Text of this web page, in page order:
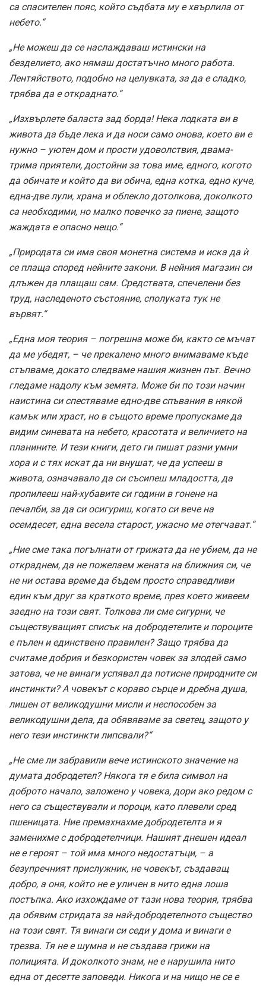
са спасителен пояс, който съдбата му е хвърлила от
небето.“
„Не можеш да се наслаждаваш истински на
безделието, ако нямаш достатъчно много работа.
Лентяйството, подобно на целувката, за да е сладко,
трябва да е откраднато.“
„Изхвърлете баласта зад борда! Нека лодката ви в
живота да бъде лека и да носи само онова, което ви е
нужно – уютен дом и прости удоволствия, двама-
трима приятели, достойни за това име, едного, когото
да обичате и който да ви обича, една котка, едно куче,
една-две лули, храна и облекло дотолкова, доколкото
са необходими, но малко повечко за пиене, защото
жаждата е опасно нещо.“
„Природата си има своя монетна система и иска да ѝ
се плаща според нейните закони. В нейния магазин си
длъжен да плащаш сам. Средствата, спечелени без
труд, наследеното състояние, сполуката тук не
вървят.“
„Една моя теория – погрешна може би, както се мъчат
да ме убедят, – че прекалено много внимаваме къде
стъпваме, докато следваме нашия жизнен път. Вечно
гледаме надолу към земята. Може би по този начин
наистина си спестяваме едно-две спъвания в някой
камък или храст, но в същото време пропускаме да
видим синевата на небето, красотата и величието на
планините. И тези книги, дето ги пишат разни умни
хора и с тях искат да ни внушат, че да успееш в
живота, означавало да си съсипеш младостта, да
пропилееш най-хубавите си години в гонене на
печалби, за да си осигуриш, когато си вече на
осемдесет, една весела старост, ужасно ме отегчават.“
„Ние сме така погълнати от грижата да не убием, да не
откраднем, да не пожелаем жената на ближния си, че
не ни остава време да бъдем просто справедливи
един към друг за краткото време, през което живеем
заедно на този свят. Толкова ли сме сигурни, че
съществуващият списък на добродетелите и пороците
е пълен и единствено правилен? Защо трябва да
считаме добрия и безкористен човек за злодей само
затова, че не винаги успявал да потисне природните си
инстинкти? А човекът с кораво сърце и дребна душа,
лишен от великодушни мисли и неспособен за
великодушни дела, да обявяваме за светец, защото у
него тези инстинкти липсвали?“
„Не сме ли забравили вече истинското значение на
думата добродетел? Някога тя е била символ на
доброто начало, заложено у човека, дори ако редом с
него са съществували и пороци, като плевели сред
пшеницата. Ние премахнахме добродетелта и я
заменихме с добродетелчици. Нашият днешен идеал
не е героят – той има много недостатъци, – а
безупречният прислужник, не човекът, създаващ
добро, а оня, който не е уличен в нито една лоша
постъпка. Ако изхождаме от тази нова теория, трябва
да обявим стридата за най-добродетелното същество
на този свят. Тя винаги си седи у дома и винаги е
трезва. Тя не е шумна и не създава грижи на
полицията. И доколкото знам, не е нарушила нито
една от десетте заповеди. Никога и на нищо не се е